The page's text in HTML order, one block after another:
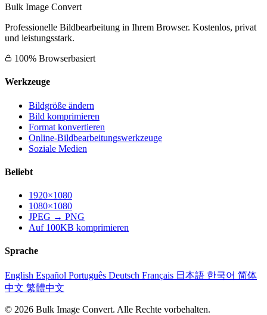
Bulk Image Convert
Professionelle Bildbearbeitung in Ihrem Browser. Kostenlos, privat
und leistungsstark.
100% Browserbasiert
Werkzeuge
Bildgröße ändern
Bild komprimieren
Format konvertieren
Online-Bildbearbeitungswerkzeuge
Soziale Medien
Beliebt
1920×1080
1080×1080
JPEG → PNG
Auf 100KB komprimieren
Sprache
English Español Português Deutsch Français 日本語 한국어 简体
中文 繁體中文
© 2026 Bulk Image Convert. Alle Rechte vorbehalten.